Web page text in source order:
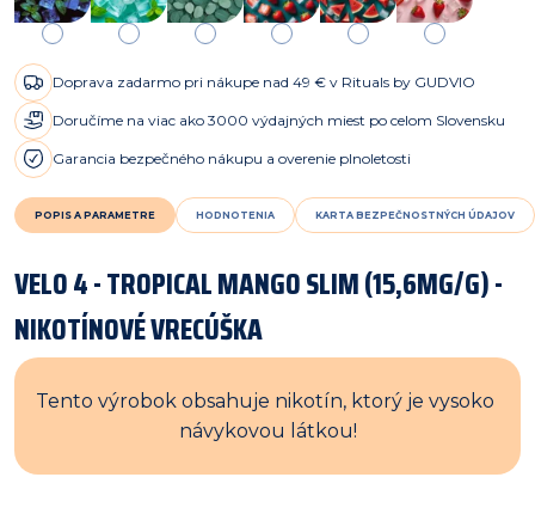
Doprava zadarmo pri nákupe nad 49 € v Rituals by GUDVIO
Doručíme na viac ako 3000 výdajných miest po celom Slovensku
Garancia bezpečného nákupu a overenie plnoletosti
POPIS A PARAMETRE HODNOTENIA KARTA BEZPEČNOSTNÝCH ÚDAJOV
VELO 4 - TROPICAL MANGO SLIM (15,6MG/G) -
NIKOTÍNOVÉ VRECÚŠKA
Tento výrobok obsahuje nikotín, ktorý je vysoko
návykovou látkou!